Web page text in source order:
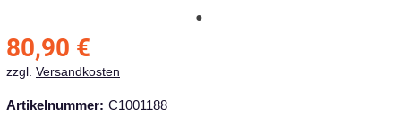
80,90 €
zzgl. Versandkosten
Artikelnummer: C1001188